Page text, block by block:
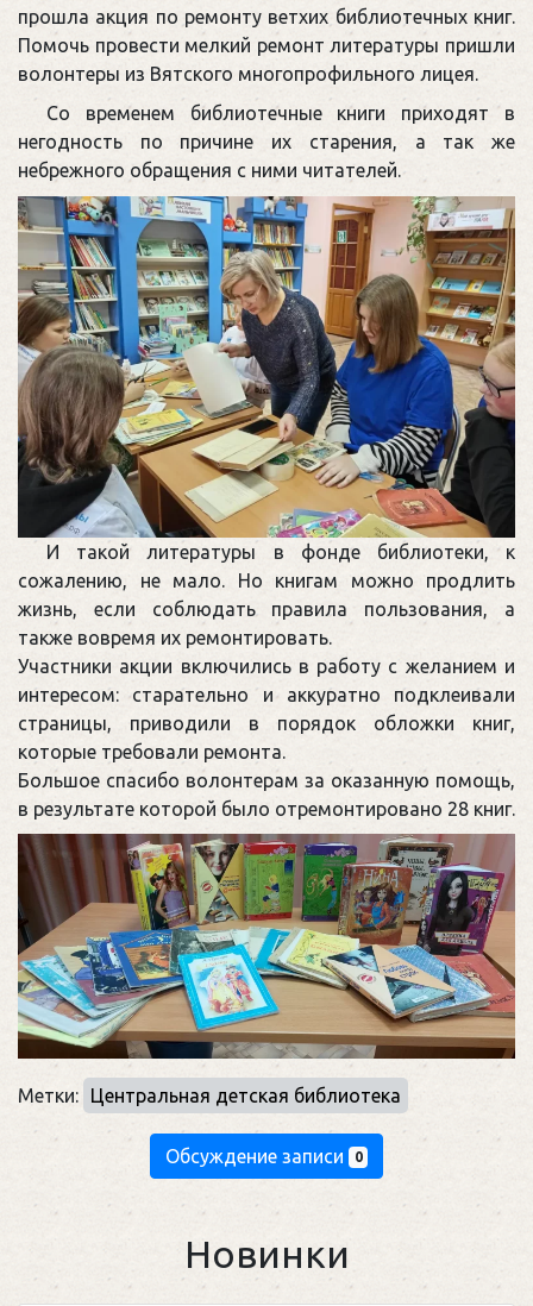
прошла акция по ремонту ветхих библиотечных книг.
Помочь провести мелкий ремонт литературы пришли
волонтеры из Вятского многопрофильного лицея.
Со временем библиотечные книги приходят в
негодность по причине их старения, а так же
небрежного обращения с ними читателей.
И такой литературы в фонде библиотеки, к
сожалению, не мало. Но книгам можно продлить
жизнь, если соблюдать правила пользования, а
также вовремя их ремонтировать.
Участники акции включились в работу с желанием и
интересом: старательно и аккуратно подклеивали
страницы, приводили в порядок обложки книг,
которые требовали ремонта.
Большое спасибо волонтерам за оказанную помощь,
в результате которой было отремонтировано 28 книг.
Метки: Центральная детская библиотека
Обсуждение записи 0
Новинки